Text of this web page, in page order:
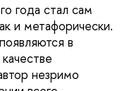
года стал сам
и метафорически.
в
незримо